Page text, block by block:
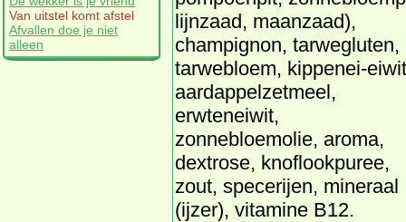
Van uitstel komt afstel
Afvallen doe je niet
alleen
lijnzaad, maanzaad),
champignon, tarwegluten,
tarwebloem, kippenei-
aardappelzetmeel,
erwteneiwit,
zonnebloemolie, aroma,
dextrose, knoflookpuree,
zout, specerijen, mineraal
(ijzer), vitamine B12.